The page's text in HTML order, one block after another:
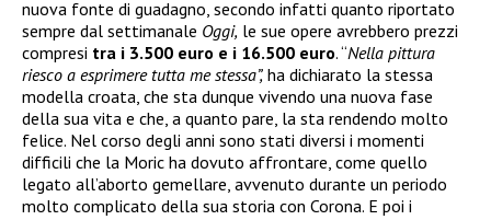
nuova fonte di guadagno, secondo infatti quanto riportato
sempre dal settimanale Oggi, le sue opere avrebbero prezzi
compresi tra i 3.500 euro e i 16.500 euro. “Nella pittura
riesco a esprimere tutta me stessa”, ha dichiarato la stessa
modella croata, che sta dunque vivendo una nuova fase
della sua vita e che, a quanto pare, la sta rendendo molto
felice. Nel corso degli anni sono stati diversi i momenti
difficili che la Moric ha dovuto affrontare, come quello
legato all’aborto gemellare, avvenuto durante un periodo
molto complicato della sua storia con Corona. E poi i